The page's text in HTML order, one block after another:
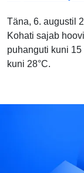
Täna, 6. augustil
Kohati sajab
puhanguti kuni 15
kuni 28°C.